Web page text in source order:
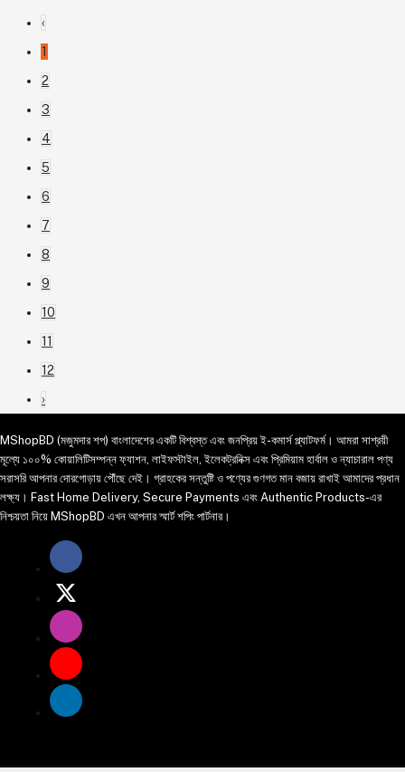
‹
1
2
3
4
5
6
7
8
9
10
11
12
›
MShopBD (মজুমদার শপ) বাংলাদেশের একটি বিশ্বস্ত এবং জনপ্রিয় ই-কমার্স প্ল্যাটফর্ম। আমরা সাশ্রয়ী
মূল্যে ১০০% কোয়ালিটিসম্পন্ন ফ্যাশন, লাইফস্টাইল, ইলেকট্রনিক্স এবং প্রিমিয়াম হার্বাল ও ন্যাচারাল পণ্য
সরাসরি আপনার দোরগোড়ায় পৌঁছে দেই। গ্রাহকের সন্তুষ্টি ও পণ্যের গুণগত মান বজায় রাখাই আমাদের প্রধান
লক্ষ্য। Fast Home Delivery, Secure Payments এবং Authentic Products-এর
নিশ্চয়তা নিয়ে MShopBD এখন আপনার স্মার্ট শপিং পার্টনার।